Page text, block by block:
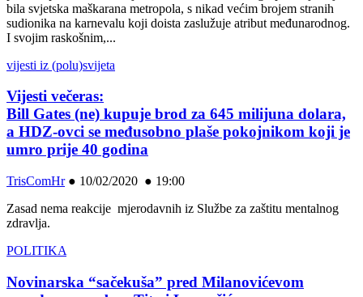
bila svjetska maškarana metropola, s nikad većim brojem stranih
sudionika na karnevalu koji doista zaslužuje atribut međunarodnog.
I svojim raskošnim,...
vijesti iz (polu)svijeta
Vijesti večeras:
Bill Gates (ne) kupuje brod za 645 milijuna dolara,
a HDZ-ovci se međusobno plaše pokojnikom koji je
umro prije 40 godina
TrisComHr● 10/02/2020 ● 19:00
Zasad nema reakcije mjerodavnih iz Službe za zaštitu mentalnog
zdravlja.
POLITIKA
Novinarska “sačekuša” pred Milanovićevom